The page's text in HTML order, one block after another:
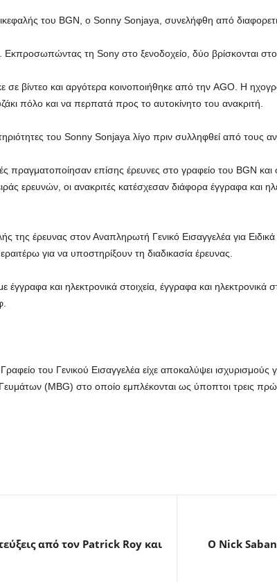
του BGN, ο Sonny Sonjaya, συνελήφθη από
Εκπροσωπώντας τη Sony στο ξενοδοχείο, δύο βρίσκονται
βίντεο και αργότερα κοινοποιήθηκε από την AGO. Η
πόλο και να περπατά προς το αυτοκίνητο του ανακριτή.
του Sonny Sonjaya λίγο πριν συλληφθεί από τους
πραγματοποίησαν επίσης έρευνες στο γραφείο του BGN και
ερευνών, οι ανακριτές κατέσχεσαν διάφορα έγγραφα και
της έρευνας στον Αναπληρωτή Γενικό Εισαγγελέα για
για να υποστηρίξουν τη διαδικασία έρευνας.
και ηλεκτρονικά στοιχεία, έγγραφα και
του Γενικού Εισαγγελέα είχε αποκαλύψει
(MBG) στο οποίο εμπλέκονται ως ύποπτοι τρεις
από τον Patrick Roy και
Ο Nick Saban